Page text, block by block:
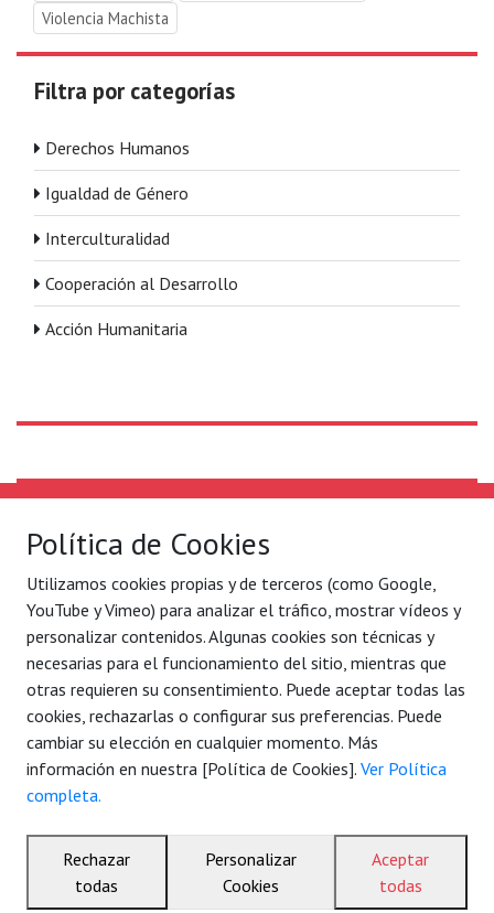
Violencia Machista
Filtra por categorías
Derechos Humanos
Igualdad de Género
Interculturalidad
Cooperación al Desarrollo
Acción Humanitaria
Quiénes somos
Con quién
Contacto
Por ejes de acción
Blog
Agenda
Legal
Aviso legal
Política de privacidad
C/ Conde Mirasol 7 bajo.
48003 Bilbao - Bizkaia
Tel. 944 792 258
(34) 7177 884 061 006
© 2026 Solidaridad Internacional – Nazioarteko Elkartasuna
Política de Cookies
Utilizamos cookies propias y de terceros (como Google,
YouTube y Vimeo) para analizar el tráfico, mostrar vídeos y
personalizar contenidos. Algunas cookies son técnicas y
necesarias para el funcionamiento del sitio, mientras que
otras requieren su consentimiento. Puede aceptar todas las
cookies, rechazarlas o configurar sus preferencias. Puede
cambiar su elección en cualquier momento. Más
información en nuestra [Política de Cookies]. Ver Política
completa.
Rechazar
todas
Personalizar
Cookies
Aceptar
todas